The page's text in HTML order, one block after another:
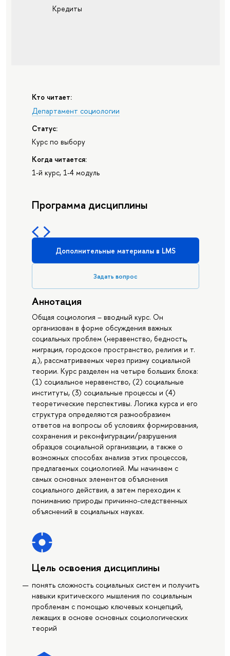
Кредиты
Кто читает:
Департамент социологии
Статус:
Курс по выбору
Когда читается:
1-й курс, 1-4 модуль
Программа дисциплины
Дополнительные материалы в LMS
Задать вопрос
Аннотация
Общая социология – вводный курс. Он
организован в форме обсуждения важных
социальных проблем (неравенство, бедность,
миграция, городское пространство, религия и т.
д.), рассматриваемых через призму социальной
теории. Курс разделен на четыре больших блока:
(1) социальное неравенство, (2) социальные
институты, (3) социальные процессы и (4)
теоретические перспективы. Логика курса и его
структура определяются разнообразием
ответов на вопросы об условиях формирования,
сохранения и реконфигурации/разрушения
образцов социальной организации, а также о
возможных способах анализа этих процессов,
предлагаемых социологией. Мы начинаем с
самых основных элементов объяснения
социального действия, а затем переходим к
пониманию природы причинно-следственных
объяснений в социальных науках.
Цель освоения дисциплины
понять сложность социальных систем и получить
навыки критического мышления по социальным
проблемам с помощью ключевых концепций,
лежащих в основе основных социологических
теорий